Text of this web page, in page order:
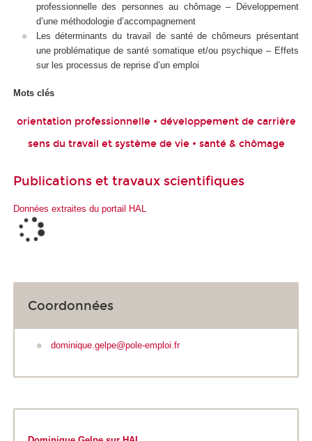
professionnelle des personnes au chômage – Développement
d’une méthodologie d’accompagnement
Les déterminants du travail de santé de chômeurs présentant
une problématique de santé somatique et/ou psychique – Effets
sur les processus de reprise d’un emploi
Mots clés
orientation professionnelle • développement de carrière
sens du travail et système de vie • santé & chômage
Publications et travaux scientifiques
Données extraites du portail HAL
Coordonnées
dominique.gelpe@pole-emploi.fr